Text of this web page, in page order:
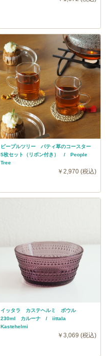
ピープルツリー パティ草のコースター
5枚セット（リボン付き） / People
Tree
￥2,970 (税込)
イッタラ カステヘルミ ボウル
230ml カルーナ / iittala
Kastehelmi
￥3,069 (税込)